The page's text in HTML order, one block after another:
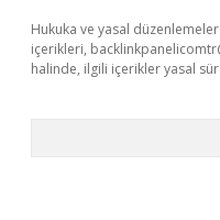
Hukuka ve yasal
içerikleri,
halinde, ilgili içerikler yasal